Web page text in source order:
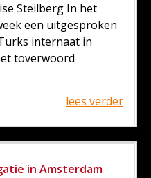
Steilberg In het
een uitgesproken
internaat in
toverwoord
lees verder
in Amsterdam